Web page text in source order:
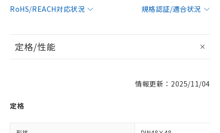
RoHS/REACH対応状況
規格認証/適合状況
定格/性能
情報更新：2025/11/04
定格